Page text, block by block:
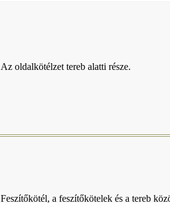
Az oldalkötélzet tereb alatti része.
Feszítőkötél, a feszítőkötelek és a tereb